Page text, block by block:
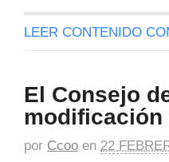
LEER CONTENIDO
El Consejo
modificación
por Ccoo en 22